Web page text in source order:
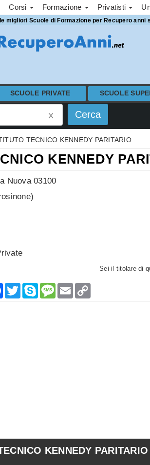
Corsi Formazione Privatisti
migliori Scuole di Formazione per Recupero anni
SCUOLE PRIVATE SCUOLE
TECNICO KENNEDY PARITARIO
KENNEDY
Nuova 03100
)
Sei il titolare di
Facebook
TwitterSkypeMessage
Email
KENNEDY